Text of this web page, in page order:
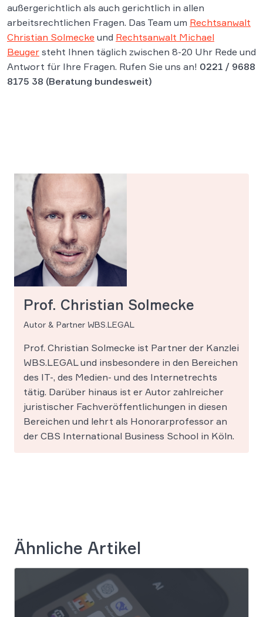
außergerichtlich als auch gerichtlich in allen
arbeitsrechtlichen Fragen. Das Team um Rechtsanwalt
Christian Solmecke und Rechtsanwalt Michael
Beuger steht Ihnen täglich zwischen 8-20 Uhr Rede und
Antwort für Ihre Fragen. Rufen Sie uns an! 0221 / 9688
8175 38 (Beratung bundesweit)
Prof. Christian Solmecke
Autor & Partner WBS.LEGAL
Prof. Christian Solmecke ist Partner der Kanzlei
WBS.LEGAL und insbesondere in den Bereichen
des IT-, des Medien- und des Internetrechts
tätig. Darüber hinaus ist er Autor zahlreicher
juristischer Fachveröffentlichungen in diesen
Bereichen und lehrt als Honorarprofessor an
der CBS International Business School in Köln.
Ähnliche Artikel